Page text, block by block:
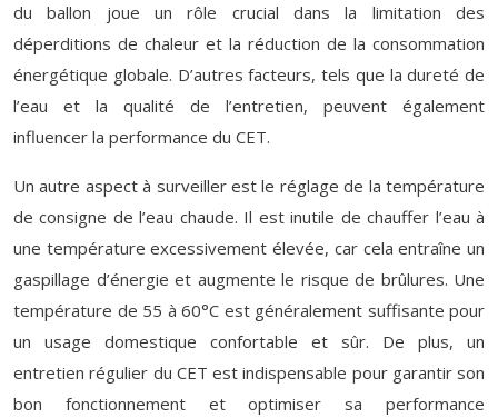
du ballon joue un rôle crucial dans la limitation des
déperditions de chaleur et la réduction de la consommation
énergétique globale. D’autres facteurs, tels que la dureté de
l’eau et la qualité de l’entretien, peuvent également
influencer la performance du CET.
Un autre aspect à surveiller est le réglage de la température
de consigne de l’eau chaude. Il est inutile de chauffer l’eau à
une température excessivement élevée, car cela entraîne un
gaspillage d’énergie et augmente le risque de brûlures. Une
température de 55 à 60°C est généralement suffisante pour
un usage domestique confortable et sûr. De plus, un
entretien régulier du CET est indispensable pour garantir son
bon fonctionnement et optimiser sa performance